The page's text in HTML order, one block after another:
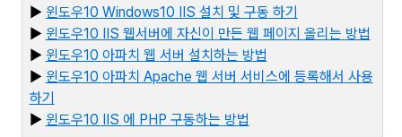
▶ 윈도우10 Windows10 IIS 설치 및 구동 하기
▶ 윈도우10 IIS 웹서버에 자신이 만든 웹 페이지 올리는 방법
▶ 윈도우10 아파치 웹 서버 설치하는 방법
▶ 윈도우10 아파치 Apache 웹 서버 서비스에 등록해서 사용
하기
▶ 윈도우10 IIS 에 PHP 구동하는 방법